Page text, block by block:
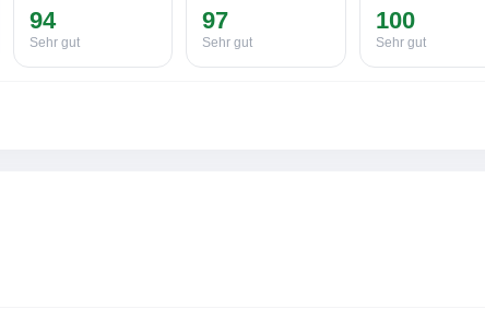
94
Sehr gut
97
Sehr gut
100
Sehr gut